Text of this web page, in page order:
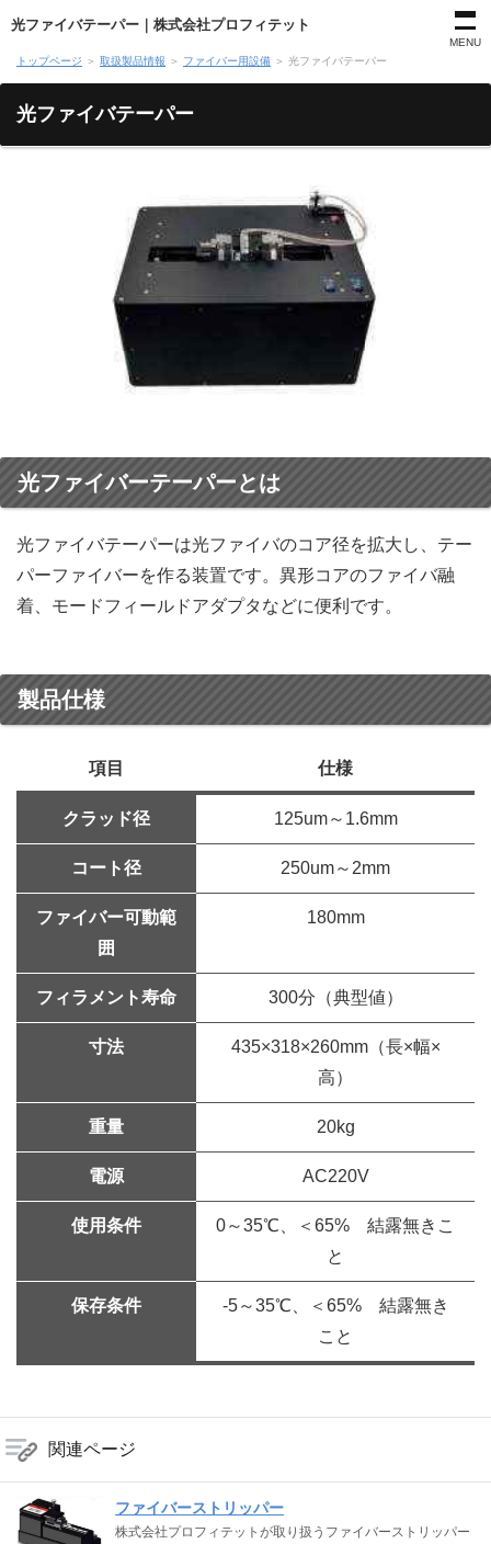
光ファイバテーパー｜株式会社プロフィテット
MENU
トップページ ＞ 取扱製品情報 ＞ ファイバー用設備 ＞ 光ファイバテーパー
光ファイバテーパー
光ファイバーテーパーとは
光ファイバテーパーは光ファイバのコア径を拡大し、テー
パーファイバーを作る装置です。異形コアのファイバ融
着、モードフィールドアダプタなどに便利です。
製品仕様
項目 仕様
クラッド径 125um～1.6mm
コート径 250um～2mm
ファイバー可動範
囲
180mm
フィラメント寿命 300分（典型値）
寸法
435×318×260mm（長×幅×
高）
重量 20kg
電源 AC220V
使用条件
0～35℃、＜65% 結露無きこ
と
保存条件
-5～35℃、＜65% 結露無き
こと
関連ページ
ファイバーストリッパー
株式会社プロフィテットが取り扱うファイバーストリッパー